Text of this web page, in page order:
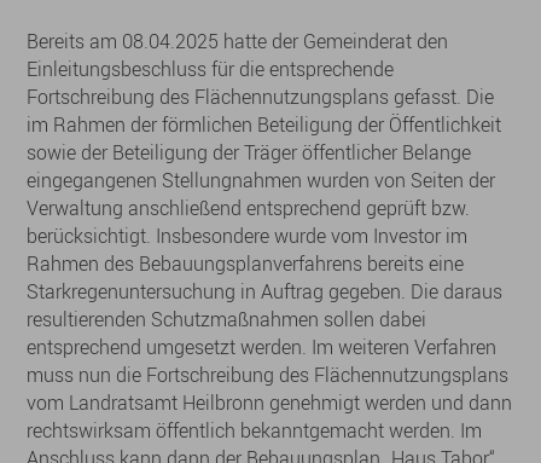
Bereits am 08.04.2025 hatte der Gemeinderat den
Einleitungsbeschluss für die entsprechende
Fortschreibung des Flächennutzungsplans gefasst. Die
im Rahmen der förmlichen Beteiligung der Öffentlichkeit
sowie der Beteiligung der Träger öffentlicher Belange
eingegangenen Stellungnahmen wurden von Seiten der
Verwaltung anschließend entsprechend geprüft bzw.
berücksichtigt. Insbesondere wurde vom Investor im
Rahmen des Bebauungsplanverfahrens bereits eine
Starkregenuntersuchung in Auftrag gegeben. Die daraus
resultierenden Schutzmaßnahmen sollen dabei
entsprechend umgesetzt werden. Im weiteren Verfahren
muss nun die Fortschreibung des Flächennutzungsplans
vom Landratsamt Heilbronn genehmigt werden und dann
rechtswirksam öffentlich bekanntgemacht werden. Im